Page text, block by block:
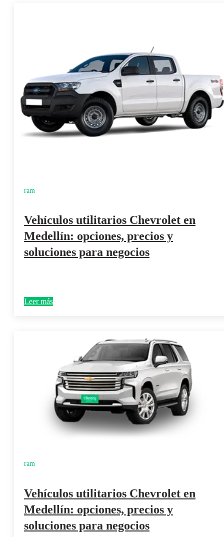
ram
Vehículos utilitarios Chevrolet en
Medellín: opciones, precios y
soluciones para negocios
Leer más
ram
Vehículos utilitarios Chevrolet en
Medellín: opciones, precios y
soluciones para negocios